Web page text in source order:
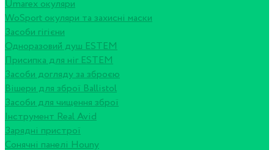
Umarex окуляри
WoSport окуляри та захисні маски
Засоби гігієни
Одноразовий душ ESTEM
Присипка для ніг ESTEM
Засоби догляду за зброєю
Вішери для зброї Ballistol
Засоби для чищення зброї
Інструмент Real Avid
Зарядні пристрої
Сонячні панелі Houny